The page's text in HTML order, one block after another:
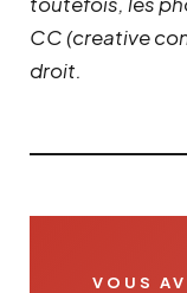
CC (creative
droit.
VOUS